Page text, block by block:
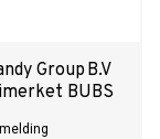
Group B.V
BUBS